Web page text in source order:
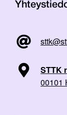
STTK
00101